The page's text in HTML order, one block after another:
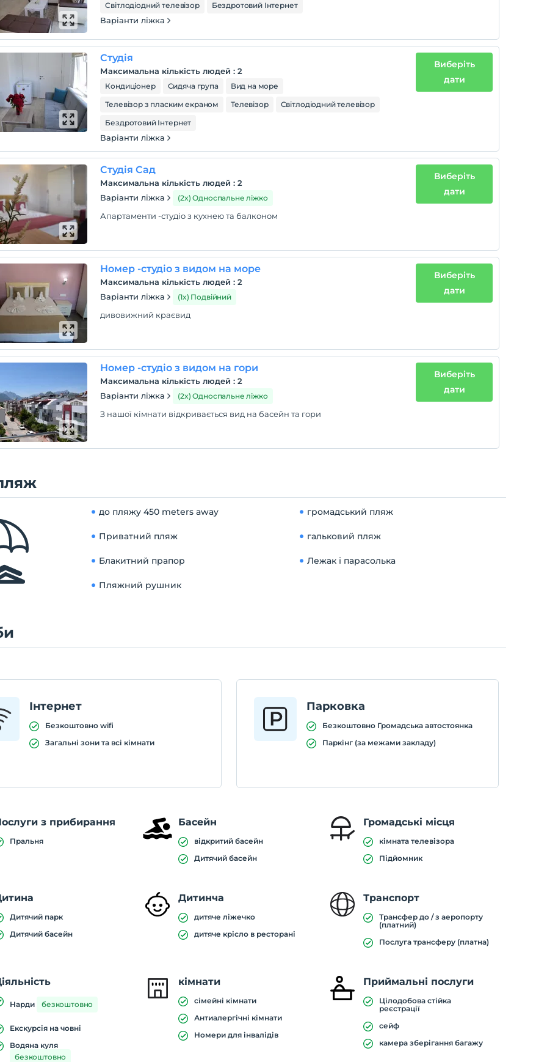
Світлодіодний телевізор
Бездротовий Інтернет
Варіанти ліжка
Студія
Максимальна кількість людей :2
Кондиціонер Сидяча група
Вид на море
Телевізор з пласким екраном
Телевізор
Світлодіодний телевізор
Бездротовий Інтернет
Варіанти ліжка
Виберіть
дати
Студія Сад
Максимальна кількість людей :2
Варіанти ліжка
(2x) Односпальне ліжко
Апартаменти -студіо з кухнею та балконом
Виберіть
дати
Номер -студіо з видом на море
Максимальна кількість людей :2
Варіанти ліжка
(1x) Подвійний
дивовижний краєвид
Виберіть
дати
Номер -студіо з видом на гори
Максимальна кількість людей :2
Варіанти ліжка
(2x) Односпальне ліжко
З нашої кімнати відкривається вид на басейн та гори
Виберіть
дати
до пляжу 450 meters away громадський пляж
Приватний пляж гальковий пляж
Блакитний прапор Лежак і парасолька
Пляжний рушник
Інтернет
Безкоштовно wifi
Загальні зони та всі кімнати
Парковка
Безкоштовно Громадська автостоянка
Паркінг (за межами закладу)
з прибирання
Пральня
Басейн
відкритий басейн
Дитячий басейн
Громадські місця
кімната телевізора
Підйомник
Дитячий парк
Дитячий басейн
Дитинча
дитяче ліжечко
дитяче крісло в ресторані
Транспорт
Трансфер до / з аеропорту
(платний)
Послуга трансферу (платна)
Нарди безкоштовно
Екскурсія на човні
Водяна куля
безкоштовно
кімнати
сімейні кімнати
Антиалергічні кімнати
Номери для інвалідів
Приймальні послуги
Цілодобова стійка
реєстрації
сейф
камера зберігання багажу